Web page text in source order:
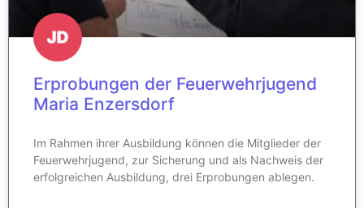
Erprobungen der Feuerwehrjugend
Maria Enzersdorf
Im Rahmen ihrer Ausbildung können die Mitglieder der
Feuerwehrjugend, zur Sicherung und als Nachweis der
erfolgreichen Ausbildung, drei Erprobungen ablegen.